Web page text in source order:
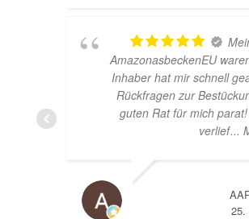
AmazonasbeckenEU
Inhaber hat mir schnell
Rückfragen zur
guten Rat für mich
verlief...
25.